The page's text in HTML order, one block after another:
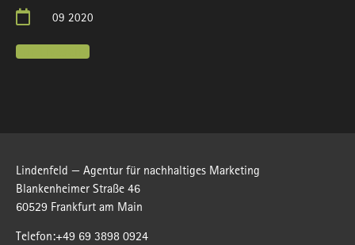
09 2020
Zur Liveseite
Lindenfeld — Agentur für nachhaltiges Marketing
Blankenheimer Straße 46
60529 Frankfurt am Main
Telefon:+49 69 3898 0924